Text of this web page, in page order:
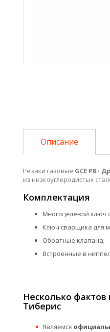
Описание
Резаки газовые GCE P8 -
из низкоуглеродистых
Комплектация
Многоцелевой ключ
Ключ сварщика для
Обратные клапана;
Встроенные в
Несколько
Тиберис
Являемся